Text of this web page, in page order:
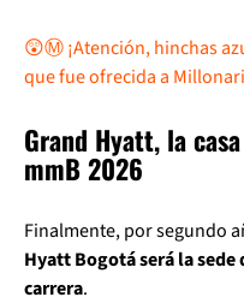
😲Ⓜ️ ¡Atención, hinchas
que fue ofrecida a
Grand Hyatt, la
mmB 2026
Finalmente, por segundo
Hyatt Bogotá será la
carrera.